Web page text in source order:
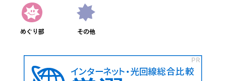
めぐり部 その他